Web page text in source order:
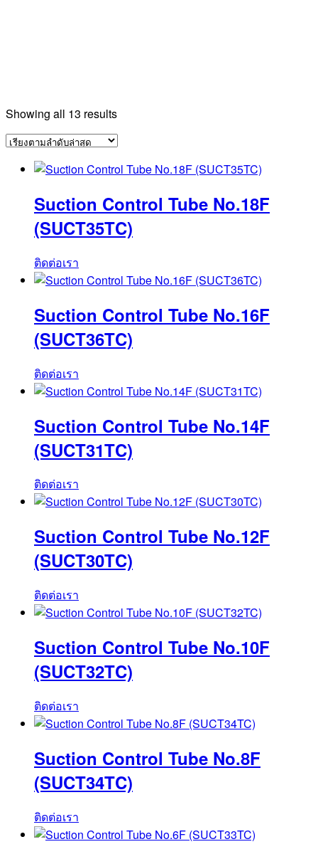
Showing all 13 resultsSorted
latest
Suction Control Tube No.18F
(SUCT35TC)
ติดต่อเรา
Suction Control Tube No.16F
(SUCT36TC)
ติดต่อเรา
Suction Control Tube No.14F
(SUCT31TC)
ติดต่อเรา
Suction Control Tube No.12F
(SUCT30TC)
ติดต่อเรา
Suction Control Tube No.10F
(SUCT32TC)
ติดต่อเรา
Suction Control Tube No.8F
(SUCT34TC)
ติดต่อเรา